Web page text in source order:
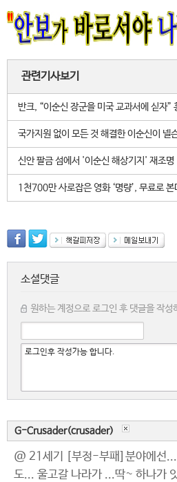
관련기사보기
반크, “이순신 장군을 미국 교과서에 싣자”
국가지원 없이 모든 것 해결한 이순신이 넬
신안 팔금 섬에서 '이순신 해상기지' 재조명
1천700만 사로잡은 영화 ‘명량’, 무료로 본
소셜댓글
원하는 계정으로 로그인 후 댓글을 작성
G-Crusader(crusader)
@ 21세기 [부정-부패]분야에선
도... 울고갈 나라가 ...딱~ 하나가